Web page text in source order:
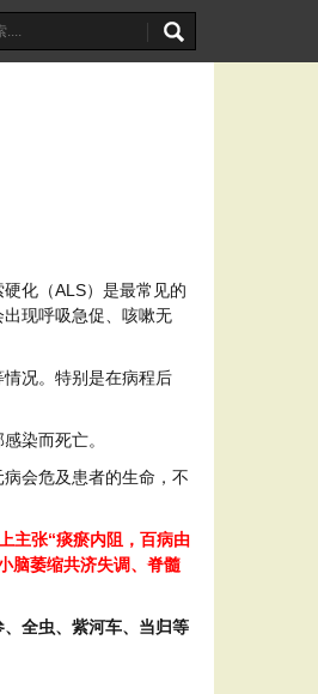
化（ALS）是最常见的
现呼吸急促、咳嗽无
况。特别是在病程后
染而死亡。
会危及患者的生命，不
主张“痰瘀内阻，百病由
脑萎缩共济失调、脊髓
全虫、紫河车、当归等